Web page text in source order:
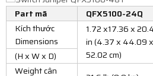
Part mã QFX5100-24Q
Kích thước
Dimensions
1.72 x17.36 x
in (4.37 x 44.09 x
52.02 cm)
(H x W x D)
Weight cân